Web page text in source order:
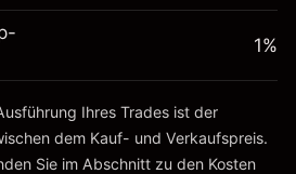
Hebelwirkung
~
1%
Ihres Trades ist der
dem Kauf- und Verkaufspreis.
Sie im Abschnitt zu den Kosten